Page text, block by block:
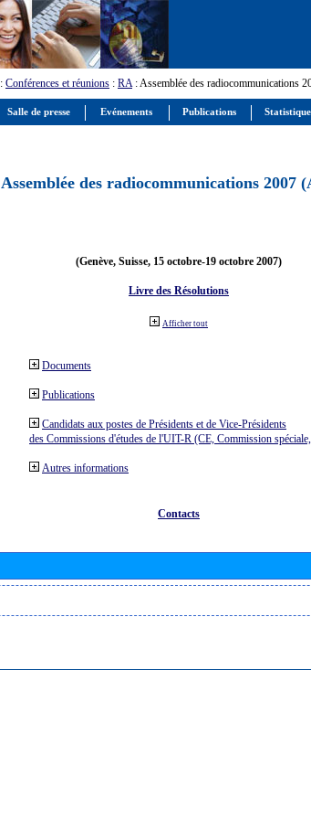
: Conférences et réunions : RA: Assemblée des radiocommunications
Assemblée des radiocommunications 2007
(Genève, Suisse, 15 octobre-19 octobre 2007)
Livre des Résolutions
Afficher tout
Documents
Publications
Candidats aux postes de Présidents et de Vice-Présidents
des Commissions d'études de l'UIT-R (CE, Commission
Autres informations
Contacts
Salle de presse Evénements Publications